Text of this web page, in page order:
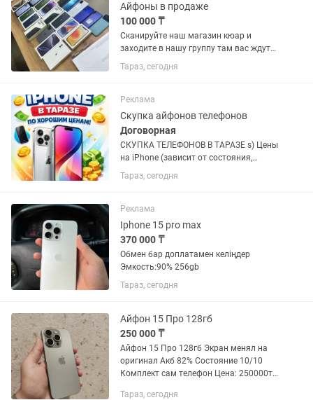
Айфоны в продаже
100 000 ₸
Сканируйте наш магазин кюар и
заходите в нашу группу там вас ждут
прайсы айфонов что есть в наличии у
нас трейдин система есть обменять
Тараз, сегодня
Реклама
Скупка айфонов телефонов
Договорная
СКУПКА ТЕЛЕФОНОВ В ТАРАЗЕ s) Цены
на iPhone (зависит от состояния,
памяти и оригинальности деталей): 📲
•iPhone тг 📲iPhone 7 Plus — 10 000-20
•iPhone 8 Plus — 15...
Тараз, сегодня
Реклама
Iphone 15 pro max
370 000 ₸
Обмен бар доплатамен келіңдер
Эмкость:90% 256gb
Тараз, сегодня
Айфон 15 Про 128гб
250 000 ₸
Айфон 15 Про 128гб Экран менял на
оригинал Акб 82% Состояние 10/10
Комплект сам телефон Цена: 250000тг
Тараз, сегодня